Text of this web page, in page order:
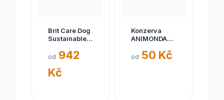
Brit Care Dog
Sustainable
od 942
Kč
Konzerva
ANIMONDA
senior telecí
od 50 Kč